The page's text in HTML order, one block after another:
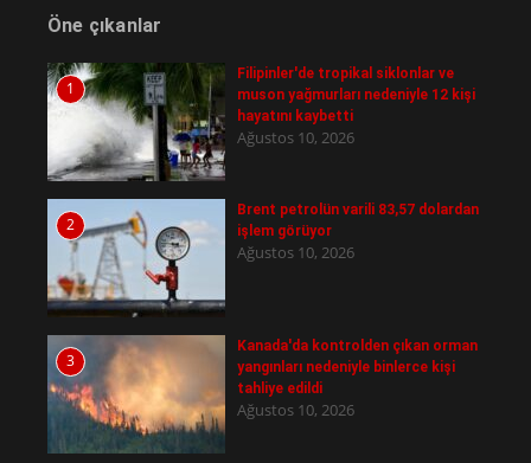
Öne çıkanlar
1
Filipinler'de tropikal siklonlar ve
muson yağmurları nedeniyle 12 kişi
hayatını kaybetti
Ağustos 10, 2026
2
Brent petrolün varili 83,57 dolardan
işlem görüyor
Ağustos 10, 2026
3
Kanada'da kontrolden çıkan orman
yangınları nedeniyle binlerce kişi
tahliye edildi
Ağustos 10, 2026